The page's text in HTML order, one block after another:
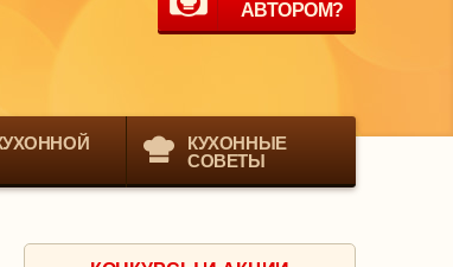
АВТОРОМ?
КУХОННЫЕ
СОВЕТЫ